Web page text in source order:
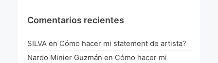
Comentarios recientes
SILVA en Cómo hacer mi statement de artista?
Nardo Minier Guzmán en Cómo hacer mi